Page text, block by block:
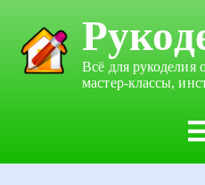
Всё для рукоделия
мастер-классы,